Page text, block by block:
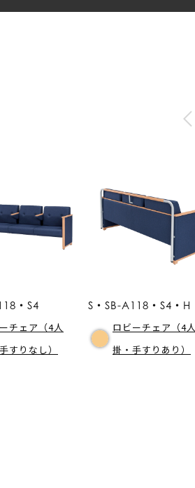
・S4
チェア（4人
すりなし）
S・SB-A118・S4・H
ロビーチェア（4人
掛・手すりあり）